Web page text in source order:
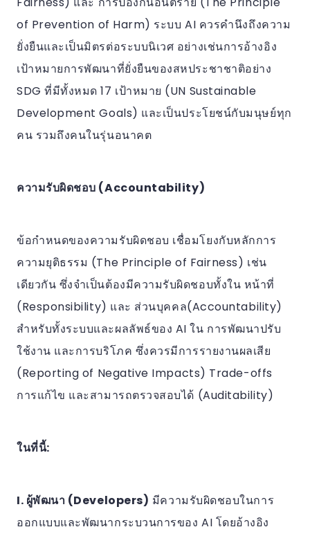
of Prevention of Harm) ระบบ AI ควรคำนึงถึงความ
ยั่งยืนและเป็นมิตรต่อระบบนิเวศ อย่างเช่นการอ้างอิง
เป้าหมายการพัฒนาที่ยั่งยืนของสหประชาชาติอย่าง
SDG ที่มีทั้งหมด 17 เป้าหมาย (UN Sustainable
Development Goals) และเป็นประโยชน์กับมนุษย์ทุก
คน รวมถึงคนในรุ่นอนาคต
ความรับผิดชอบ (Accountability)
ข้อกำหนดของความรับผิดชอบ เชื่อมโยงกับหลักการ
ความยุติธรรม (The Principle of Fairness) เช่น
เดียวกัน ซึ่งจำเป็นต้องมีความรับผิดชอบทั้งใน หน้าที่
(Responsibility) และ ส่วนบุคคล(Accountability)
สำหรับทั้งระบบและผลลัพธ์ของ AI ใน การพัฒนาปรับ
ใช้งาน และการบริโภค ซึ่งควรมีการรายงานผลเสีย
(Reporting of Negative Impacts) Trade-offs
การแก้ไข และสามารถตรวจสอบได้ (Auditability)
ในที่นี้:
I. ผู้พัฒนา (Developers) มีความรับผิดชอบในการ
ออกแบบและพัฒนากระบวนการของ AI โดยอ้างอิง